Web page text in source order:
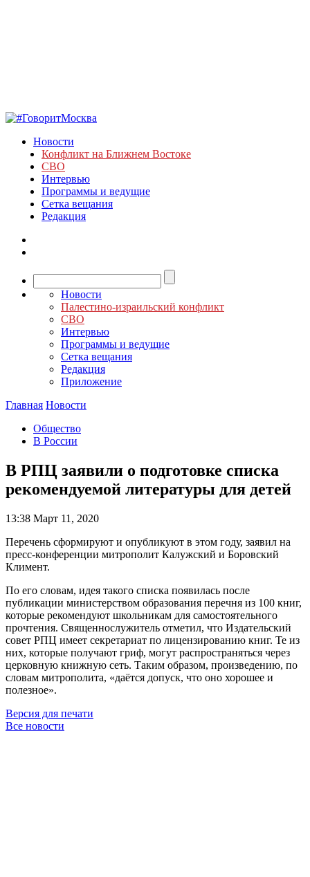
Новости
Конфликт на Ближнем Востоке
СВО
Интервью
Программы и ведущие
Сетка вещания
Редакция
Новости
Палестино-израильский конфликт
СВО
Интервью
Программы и ведущие
Сетка вещания
Редакция
Приложение
Главная Новости
Общество
В России
В РПЦ заявили о подготовке списка
рекомендуемой литературы для детей
13:38 Март 11, 2020
Перечень сформируют и опубликуют в этом году, заявил на
пресс-конференции митрополит Калужский и Боровский
Климент.
По его словам, идея такого списка появилась после
публикации министерством образования перечня из 100 книг,
которые рекомендуют школьникам для самостоятельного
прочтения. Священнослужитель отметил, что Издательский
совет РПЦ имеет секретариат по лицензированию книг. Те из
них, которые получают гриф, могут распространяться через
церковную книжную сеть. Таким образом, произведению, по
словам митрополита, «даётся допуск, что оно хорошее и
полезное».
Версия для печати
Все новости